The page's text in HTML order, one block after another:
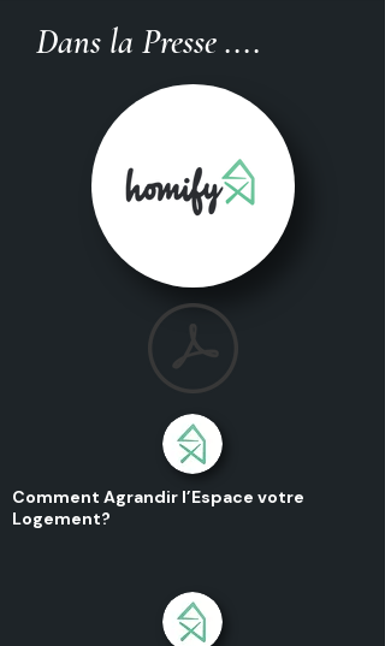
Dans la Presse ....
Comment Agrandir l’Espace votre
Logement?